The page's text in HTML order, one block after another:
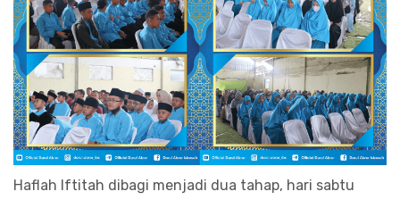
Haflah Iftitah dibagi menjadi dua tahap, hari sabtu